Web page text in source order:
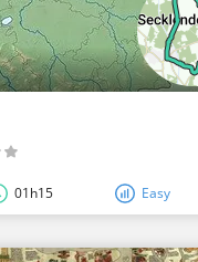
01h15 Easy